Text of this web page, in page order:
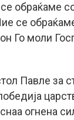
обраќаме
се
Го моли
Павле за
огнена